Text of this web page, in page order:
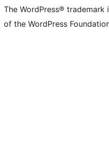
The WordPress®
of the WordPress